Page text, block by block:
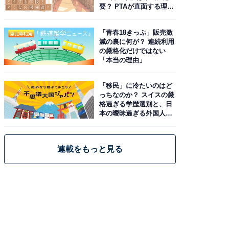
要？ PTAが直面する理想
「青春18きっぷ」販売激
減の裏に何が？ 連続利用
の厳格化だけではない
「本当の理由」
「移民」に冷たいのはど
っちなのか？ スイスの厳
格過ぎる学歴選別と、日
本の曖昧過ぎる外国人政
連載をもっと見る